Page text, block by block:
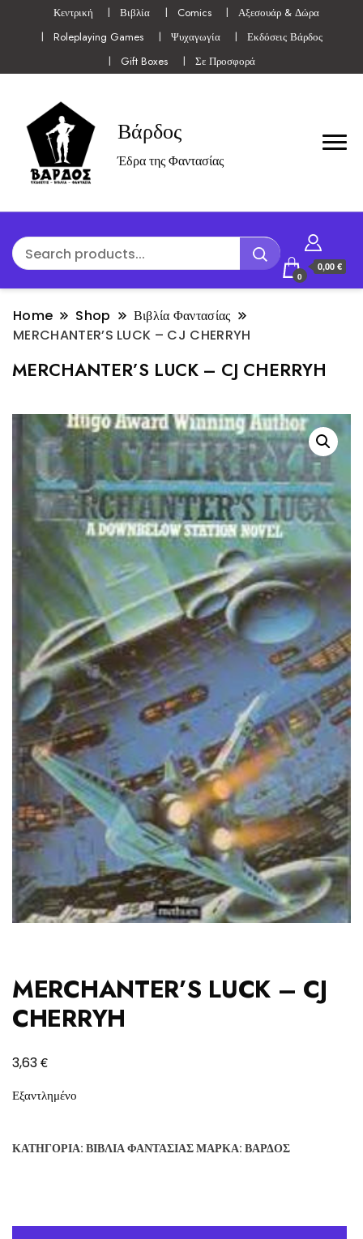
Κεντρική Βιβλία Comics
Αξεσουάρ & Δώρα
Roleplaying Games
Ψυχαγωγία
Εκδόσεις Βάρδος
Gift Boxes
Σε Προσφορά
Βάρδος
Έδρα της Φαντασίας
0
0,00 €
Home Shop
Βιβλία Φαντασίας
MERCHANTER’S LUCK – CJ CHERRYH
MERCHANTER’S LUCK – CJ CHERRYH
MERCHANTER’S LUCK – CJ
CHERRYH
3,63€
Εξαντλημένο
ΚΑΤΗΓΟΡΊΑ: ΒΙΒΛΊΑ ΦΑΝΤΑΣΊΑΣΜΆΡΚΑ: ΒΆΡΔΟΣ